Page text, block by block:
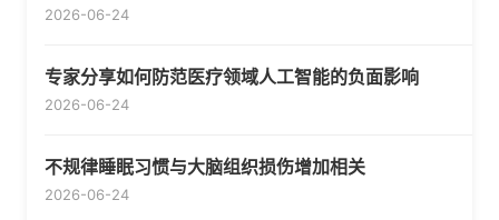
2026-06-24
专家分享如何防范医疗领域人工智能的负面影响
2026-06-24
不规律睡眠习惯与大脑组织损伤增加相关
2026-06-24